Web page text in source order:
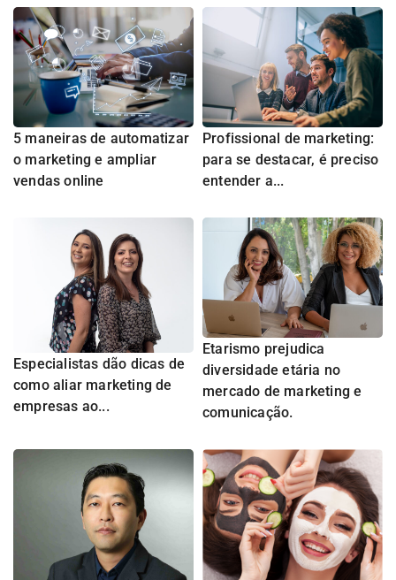
5 maneiras de automatizar
o marketing e ampliar
vendas online
Profissional de marketing:
para se destacar, é preciso
entender a...
Especialistas dão dicas de
como aliar marketing de
empresas ao...
Etarismo prejudica
diversidade etária no
mercado de marketing e
comunicação.